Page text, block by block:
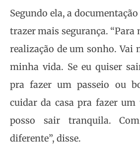
Segundo ela, a
trazer mais segurança. “Para
realização de um sonho. Vai
minha vida. Se eu quiser
pra fazer um passeio ou
cuidar da casa pra fazer
posso sair tranquila.
diferente”, disse.